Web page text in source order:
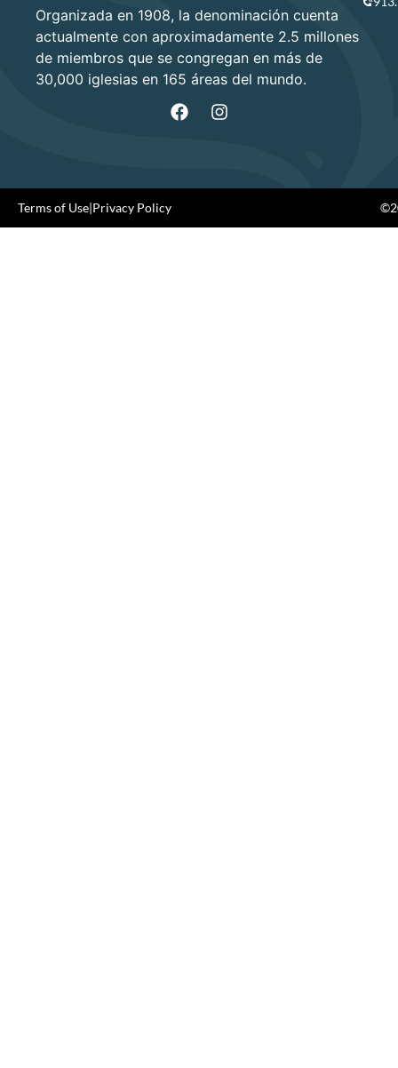
Organizada en 1908, la denominación cuenta
actualmente con aproximadamente 2.5 millones
de miembros que se congregan en más de
30,000 iglesias en 165 áreas del mundo.
Terms of Use|Privacy Policy